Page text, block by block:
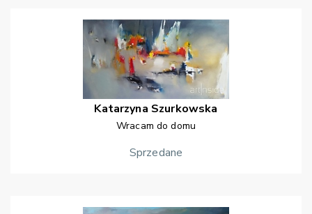
Katarzyna Szurkowska
Wracam do domu
Sprzedane